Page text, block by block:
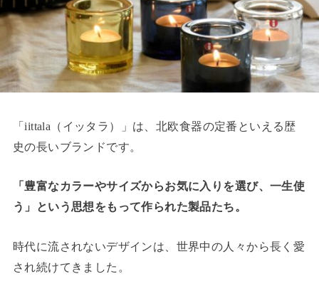
「iittala（イッタラ）」は、北欧食器の定番といえる歴
史の長いブランドです。
「豊富なカラーやサイズからお気に入りを選び、一生使
う」という思想をもって作られた製品たち。
時代に流されないデザインは、世界中の人々から長く愛
され続けてきました。